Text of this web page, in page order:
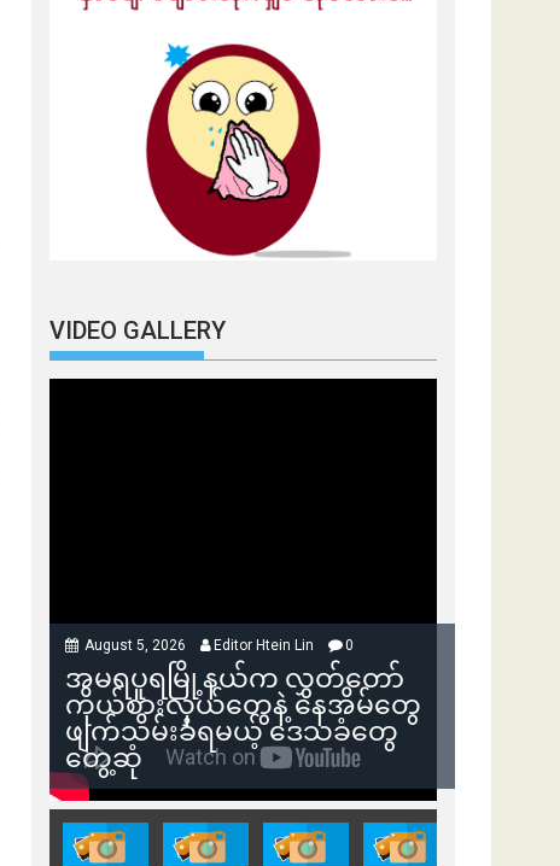
VIDEO GALLERY
August 5, 2026 Editor Htein Lin 0
အမရပူရမြို့နယ်က လွှတ်တော်
ကိုယ်စားလှယ်တွေနဲ့ နေအိမ်တွေ
ဖျက်သိမ်းခံရမယ့် ဒေသခံတွေ
တွေ့ဆုံ